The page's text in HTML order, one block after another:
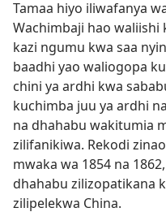
Tamaa hiyo iliwafanya
Wachimbaji hao waliishi
kazi ngumu kwa saa
baadhi yao waliogopa
chini ya ardhi kwa
kuchimba juu ya ardhi
na dhahabu wakitumia
zilifanikiwa. Rekodi
mwaka wa 1854 na
dhahabu zilizopatikana
zilipelekwa China.